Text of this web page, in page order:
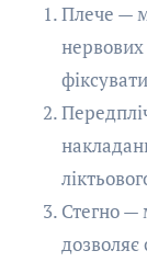
Плече —
нервових
Стегно —
дозволяє